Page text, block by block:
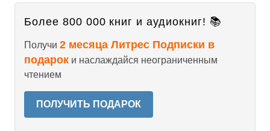
Более 800 000 книг и аудиокниг! 📚
Получи 2 месяца Литрес Подписки в
подарок и наслаждайся неограниченным
чтением
ПОЛУЧИТЬ ПОДАРОК